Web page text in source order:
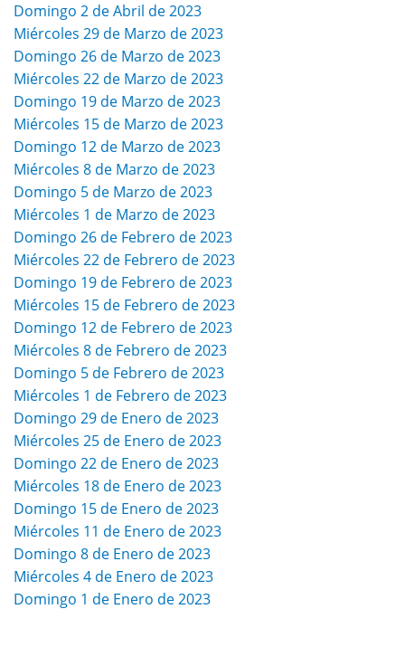
Domingo 2 de Abril de 2023
Miércoles 29 de Marzo de 2023
Domingo 26 de Marzo de 2023
Miércoles 22 de Marzo de 2023
Domingo 19 de Marzo de 2023
Miércoles 15 de Marzo de 2023
Domingo 12 de Marzo de 2023
Miércoles 8 de Marzo de 2023
Domingo 5 de Marzo de 2023
Miércoles 1 de Marzo de 2023
Domingo 26 de Febrero de 2023
Miércoles 22 de Febrero de 2023
Domingo 19 de Febrero de 2023
Miércoles 15 de Febrero de 2023
Domingo 12 de Febrero de 2023
Miércoles 8 de Febrero de 2023
Domingo 5 de Febrero de 2023
Miércoles 1 de Febrero de 2023
Domingo 29 de Enero de 2023
Miércoles 25 de Enero de 2023
Domingo 22 de Enero de 2023
Miércoles 18 de Enero de 2023
Domingo 15 de Enero de 2023
Miércoles 11 de Enero de 2023
Domingo 8 de Enero de 2023
Miércoles 4 de Enero de 2023
Domingo 1 de Enero de 2023